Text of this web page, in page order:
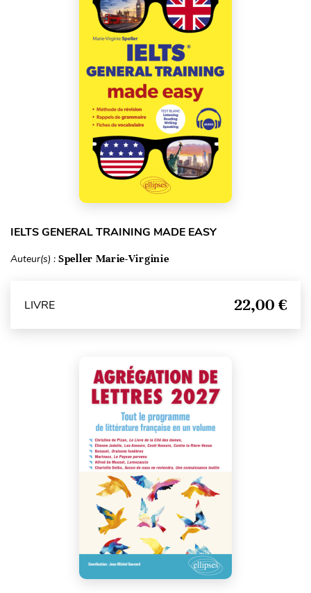
IELTS GENERAL TRAINING MADE EASY
Auteur(s) : Speller Marie-Virginie
LIVRE 22,00 €